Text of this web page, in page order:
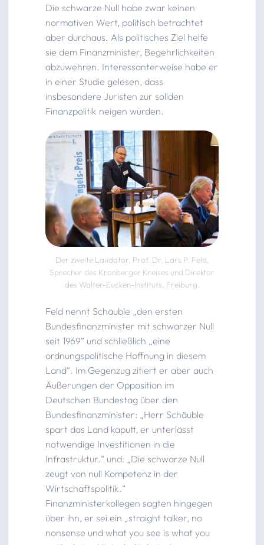
Die schwarze Null habe zwar keinen
normativen Wert, politisch betrachtet
aber durchaus. Als politisches Ziel helfe
sie dem Finanzminister, Begehrlichkeiten
abzuwehren. Interessanterweise habe er
in einer Studie gelesen, dass
insbesondere Juristen zur soliden
Finanzpolitik neigen würden.
Der zweite Laudator, Prof. Dr. Lars P. Feld,
Sprecher des Kronberger Kreises und Direktor
des Walter-Eucken-Instituts, Freiburg.
Feld nennt Schäuble „den ersten
Bundesfinanzminister mit schwarzer Null
seit 1969“ und schließlich „eine
ordnungspolitische Hoffnung in diesem
Land“. Im Gegenzug zitiert er aber auch
Äußerungen der Opposition im
Deutschen Bundestag über den
Bundesfinanzminister: „Herr Schäuble
spart das Land kaputt, er unterlässt
notwendige Investitionen in die
Infrastruktur.“ und: „Die schwarze Null
zeugt von null Kompetenz in der
Wirtschaftspolitik.“
Finanzministerkollegen sagten hingegen
über ihn, er sei ein „straight talker, no
nonsense und what you see is what you